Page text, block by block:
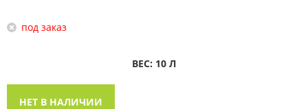
под заказ
ВЕС: 10 Л
НЕТ В НАЛИЧИИ